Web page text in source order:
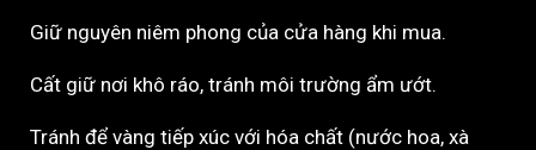
Giữ nguyên niêm phong của cửa hàng khi mua.
Cất giữ nơi khô ráo, tránh môi trường ẩm ướt.
Tránh để vàng tiếp xúc với hóa chất (nước hoa, xà